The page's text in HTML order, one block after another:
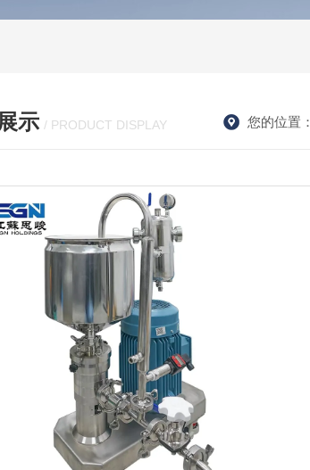
示 / PRODUCT DISPLAY 您的位置：